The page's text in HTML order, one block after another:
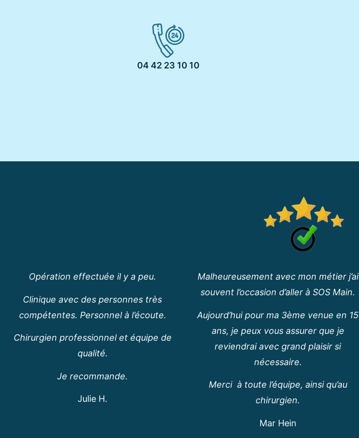
04 42 23 10 10
Opération effectuée il y a peu.
Clinique avec des personnes très
compétentes. Personnel à l’écoute.
Chirurgien professionnel et équipe de
qualité.
Je recommande.
Julie H.
Malheureusement avec mon métier j’ai
souvent l’occasion d’aller à SOS Main.
Aujourd’hui pour ma 3ème venue en 15
ans, je peux vous assurer que je
reviendrai avec grand plaisir si
nécessaire.
Merci à toute l’équipe, ainsi qu’au
chirurgien.
Mar Hein